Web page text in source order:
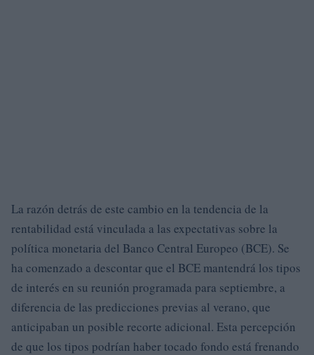
La razón detrás de este cambio en la tendencia de la
rentabilidad está vinculada a las expectativas sobre la
política monetaria del Banco Central Europeo (BCE). Se
ha comenzado a descontar que el BCE mantendrá los tipos
de interés en su reunión programada para septiembre, a
diferencia de las predicciones previas al verano, que
anticipaban un posible recorte adicional. Esta percepción
de que los tipos podrían haber tocado fondo está frenando